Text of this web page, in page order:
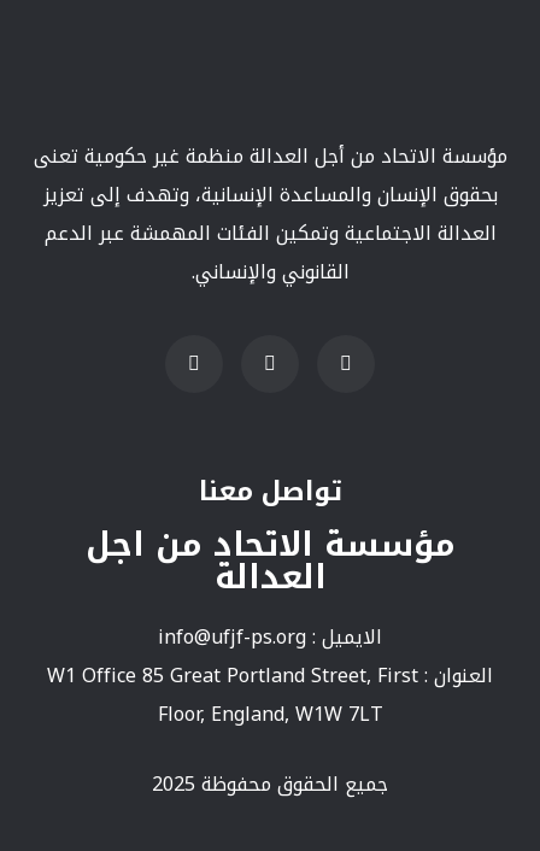
مؤسسة الاتحاد من أجل العدالة منظمة غير حكومية تعنى
بحقوق الإنسان والمساعدة الإنسانية، وتهدف إلى تعزيز
العدالة الاجتماعية وتمكين الفئات المهمشة عبر الدعم
القانوني والإنساني.
تواصل معنا
مؤسسة الاتحاد من اجل
العدالة
الايميل :info@ufjf-ps.org
العنوان : W1 Office 85 Great Portland Street, First
Floor, England, W1W 7LT
جميع الحقوق محفوظة 2025